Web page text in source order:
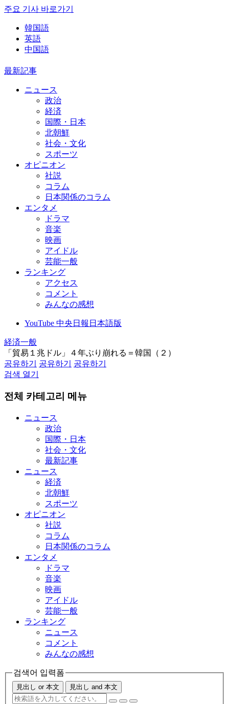
주요 기사 바로가기
韓国語
英語
中国語
最新記事
ニュース
政治
経済
国際・日本
北朝鮮
社会・文化
スポーツ
オピニオン
社説
コラム
日本関係のコラム
エンタメ
ドラマ
音楽
映画
アイドル
芸能一般
ランキング
アクセス
コメント
みんなの感想
YouTube 中央日報日本語版
経済一般
「貿易１兆ドル」４年ぶり崩れる＝韓国（２）
공유하기
공유하기
공유하기
검색 열기
전체 카테고리 메뉴
ニュース
政治
国際・日本
社会・文化
最新記事
ニュース
経済
北朝鮮
スポーツ
オピニオン
社説
コラム
日本関係のコラム
エンタメ
ドラマ
音楽
映画
アイドル
芸能一般
ランキング
ニュース
コメント
みんなの感想
검색어 입력폼
見出し or 本文 見出し and 本文